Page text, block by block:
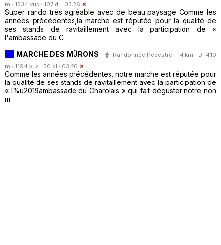
m · 1334 vus · 107 dl · 03:26
Super rando très agréable avec de beau paysage Comme les
années précédentes,la marche est réputée pour la qualité de
ses stands de ravitaillement avec la participation de «
l'ambassade du C
MARCHE DES MÛRONS
Randonnée Pédestre · 14 km · D+410
m · 1194 vus · 50 dl · 03:26
Comme les années précédentes, notre marche est réputée pour
la qualité de ses stands de ravitaillement avec la participation de
« l%u2019ambassade du Charolais » qui fait déguster notre non
m